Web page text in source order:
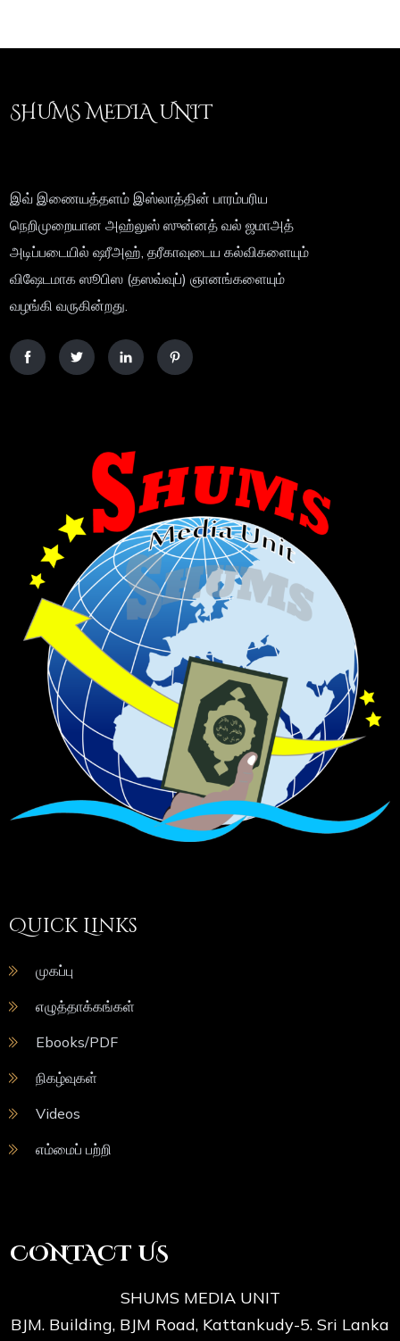
SHUMS MEDIA UNIT
இவ் இணையத்தளம் இஸ்லாத்தின் பாரம்பரிய
நெறிமுறையான அஹ்லுஸ் ஸுன்னத் வல் ஜமாஅத்
அடிப்படையில் ஷரீஅஹ், தரீகாவுடைய கல்விகளையும்
விஷேடமாக ஸூபிஸ (தஸவ்வுப்) ஞானங்களையும்
வழங்கி வருகின்றது.
Quick Links
முகப்பு
எழுத்தாக்கங்கள்
Ebooks/PDF
நிகழ்வுகள்
Videos
எம்மைப் பற்றி
CONTACT US
SHUMS MEDIA UNIT
BJM. Building, BJM Road, Kattankudy-5. Sri Lanka